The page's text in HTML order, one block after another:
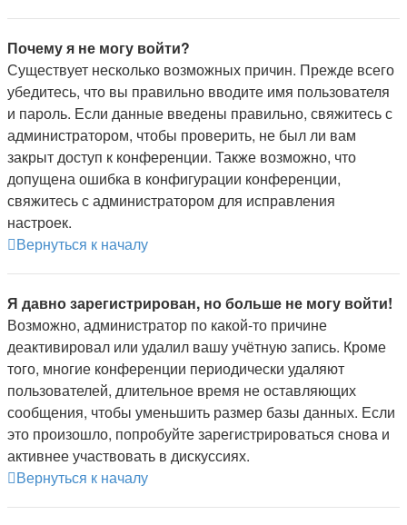
Почему я не могу войти?
Существует несколько возможных причин. Прежде всего
убедитесь, что вы правильно вводите имя пользователя
и пароль. Если данные введены правильно, свяжитесь с
администратором, чтобы проверить, не был ли вам
закрыт доступ к конференции. Также возможно, что
допущена ошибка в конфигурации конференции,
свяжитесь с администратором для исправления
настроек.
Вернуться к началу
Я давно зарегистрирован, но больше не могу войти!
Возможно, администратор по какой-то причине
деактивировал или удалил вашу учётную запись. Кроме
того, многие конференции периодически удаляют
пользователей, длительное время не оставляющих
сообщения, чтобы уменьшить размер базы данных. Если
это произошло, попробуйте зарегистрироваться снова и
активнее участвовать в дискуссиях.
Вернуться к началу